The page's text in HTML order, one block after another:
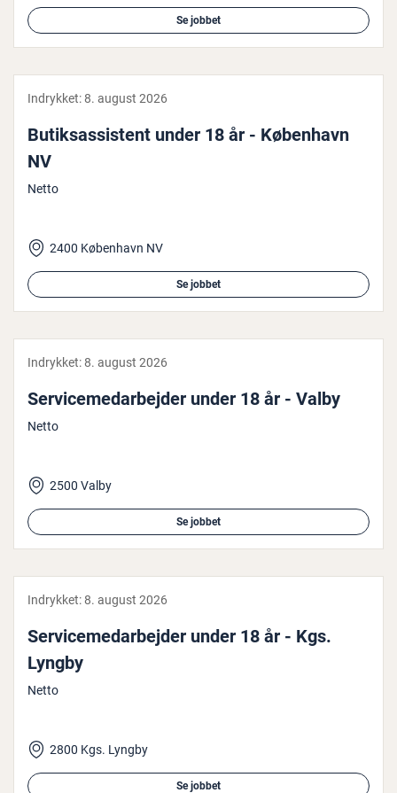
Se jobbet
Indrykket:8. august 2026
Bu­tiksas­si­stent under 18 år - København
NV
Netto
2400 København NV
Se jobbet
Indrykket:8. august 2026
Ser­vi­ce­me­d­ar­bej­der under 18 år - Valby
Netto
2500 Valby
Se jobbet
Indrykket:8. august 2026
Ser­vi­ce­me­d­ar­bej­der under 18 år - Kgs.
Lyngby
Netto
2800 Kgs. Lyngby
Se jobbet